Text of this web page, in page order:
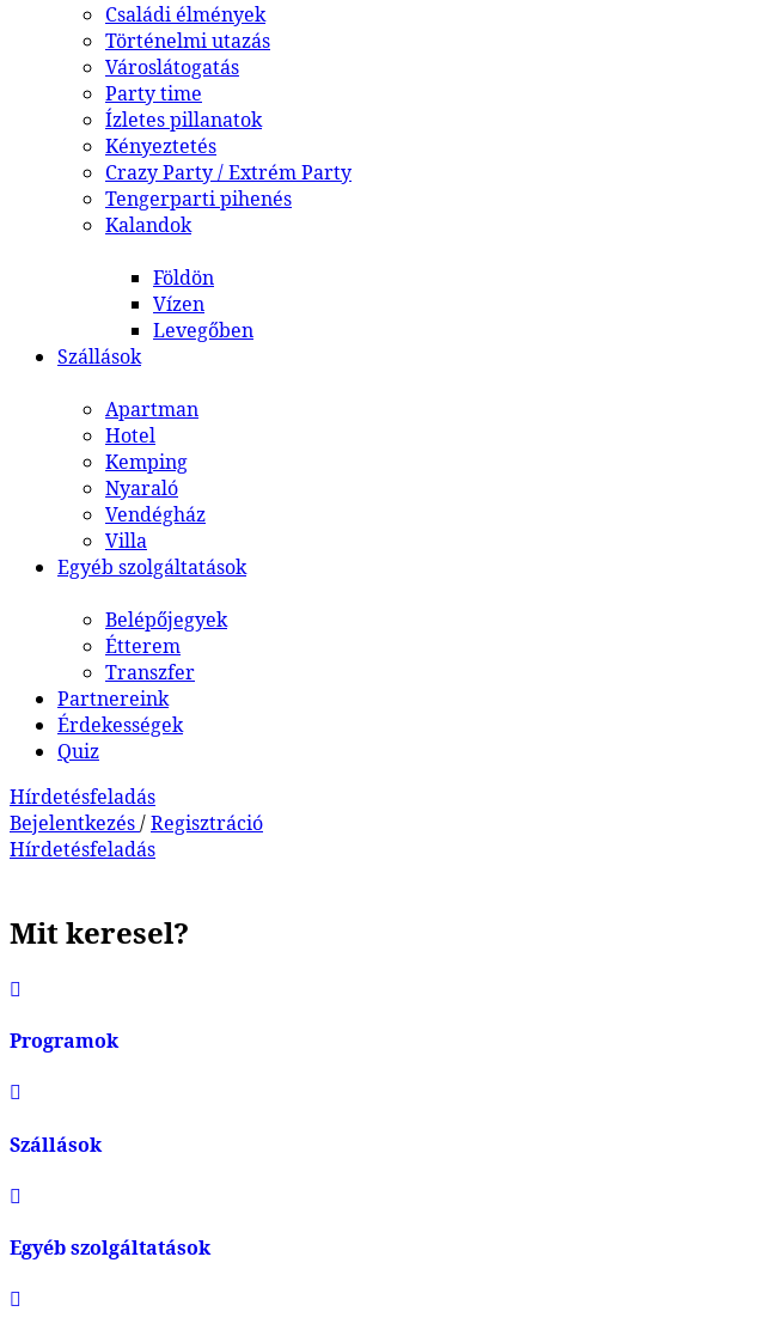
Családi élmények
Történelmi utazás
Városlátogatás
Party time
Ízletes pillanatok
Kényeztetés
Crazy Party / Extrém Party
Tengerparti pihenés
Kalandok
Földön
Vízen
Levegőben
Szállások
Apartman
Hotel
Kemping
Nyaraló
Vendégház
Villa
Egyéb szolgáltatások
Belépőjegyek
Étterem
Transzfer
Partnereink
Érdekességek
Quiz
Hírdetésfeladás
Bejelentkezés/Regisztráció
Hírdetésfeladás
Mit keresel?
Programok
Szállások
Egyéb szolgáltatások